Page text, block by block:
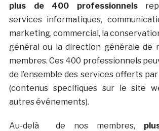
plus de 400 professionnels
services informatiques,
marketing, commercial, la
général ou la direction générale de
membres. Ces 400 professionnels
de l’ensemble des services offerts
(contenus specifiques sur le site
autres événements).
Au-delà de nos membres,